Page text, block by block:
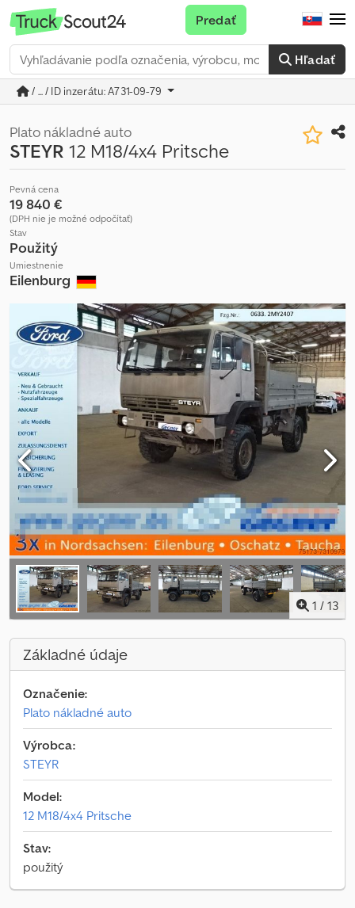
Hľadať
Predať
/ ... / ID inzerátu: A731-09-79
Plato nákladné auto
STEYR 12 M18/4x4 Pritsche
Pevná cena
19 840 €
(DPH nie je možné odpočítať)
Stav
Použitý
Umiestnenie
Eilenburg
1 / 13
Základné údaje
Označenie:
Plato nákladné auto
Výrobca:
STEYR
Model:
12 M18/4x4 Pritsche
Stav:
použitý